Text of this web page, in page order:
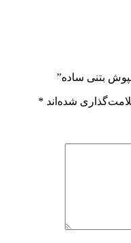
بتنی ساده”
شده‌اند *